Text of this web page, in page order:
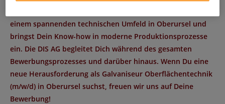
einem spannenden technischen Umfeld in Oberursel und
bringst Dein Know-how in moderne Produktionsprozesse
ein. Die DIS AG begleitet Dich während des gesamten
Bewerbungsprozesses und darüber hinaus. Wenn Du eine
neue Herausforderung als Galvaniseur Oberflächentechnik
(m/w/d) in Oberursel suchst, freuen wir uns auf Deine
Bewerbung!